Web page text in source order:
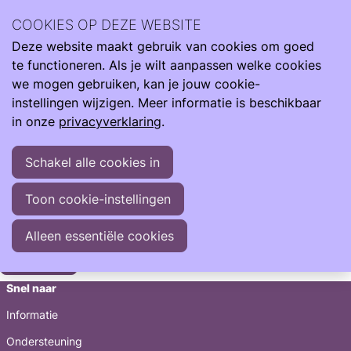
Zoeken
Log in
Nog geen Buddy accountklik hiervoor meer uitleg.
Log in
E-mailadres
Wachtwoord
Wachtwoord weergeven
Wachtwoord vergeten?
Snel naar
Informatie
Ondersteuning
COOKIES OP DEZE WEBSITE
Deze website maakt gebruik van cookies om goed
te functioneren. Als je wilt aanpassen welke cookies
we mogen gebruiken, kan je jouw cookie-
instellingen wijzigen. Meer informatie is beschikbaar
in onze privacyverklaring.
Schakel alle cookies in
Toon cookie-instellingen
Alleen essentiële cookies